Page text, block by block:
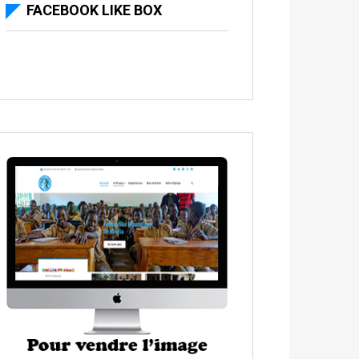
FACEBOOK LIKE BOX